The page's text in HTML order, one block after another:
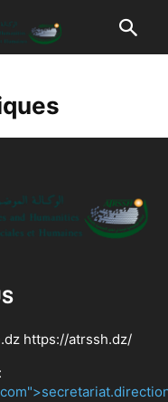
https://atrssh.dz/